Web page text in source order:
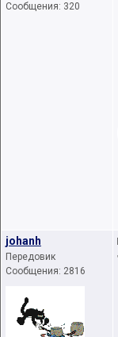
Сообщения: 320
johanh
Передовик
Сообщения: 2816